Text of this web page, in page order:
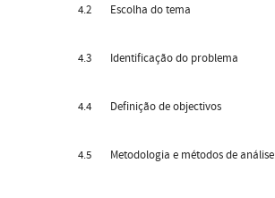
4.2 Escolha do tema
4.3 Identificação do problema
4.4 Definição de objectivos
4.5 Metodologia e métodos de análise